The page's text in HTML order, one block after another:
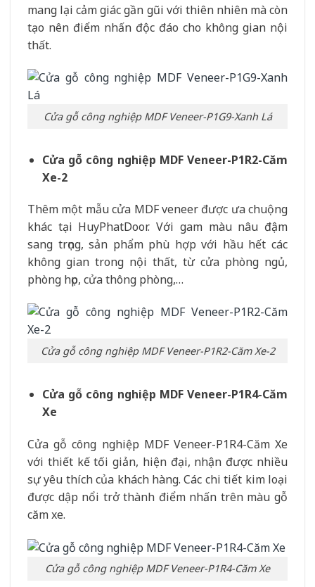
mang lại cảm giác gần gũi với thiên nhiên mà còn
tạo nên điểm nhấn độc đáo cho không gian nội
thất.
Cửa gỗ công nghiệp MDF Veneer-P1G9-Xanh Lá
Cửa gỗ công nghiệp MDF Veneer-P1R2-Căm
Xe-2
Thêm một mẫu cửa MDF veneer được ưa chuộng
khác tại HuyPhatDoor. Với gam màu nâu đậm
sang trọng, sản phẩm phù hợp với hầu hết các
không gian trong nội thất, từ cửa phòng ngủ,
phòng họp, cửa thông phòng,…
Cửa gỗ công nghiệp MDF Veneer-P1R2-Căm Xe-2
Cửa gỗ công nghiệp MDF Veneer-P1R4-Căm
Xe
Cửa gỗ công nghiệp MDF Veneer-P1R4-Căm Xe
với thiết kế tối giản, hiện đại, nhận được nhiều
sự yêu thích của khách hàng. Các chi tiết kim loại
được dập nổi trở thành điểm nhấn trên màu gỗ
căm xe.
Cửa gỗ công nghiệp MDF Veneer-P1R4-Căm Xe